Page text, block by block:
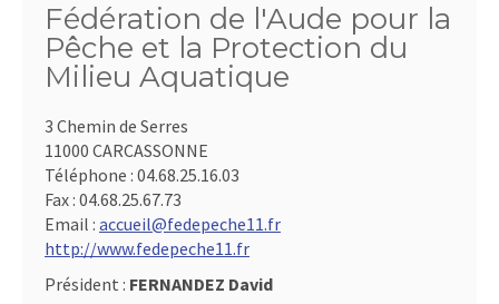
Fédération de l'Aude pour la
Pêche et la Protection du
Milieu Aquatique
3 Chemin de Serres
11000 CARCASSONNE
Téléphone : 04.68.25.16.03
Fax : 04.68.25.67.73
Email : accueil@fedepeche11.fr
http://www.fedepeche11.fr
Président : FERNANDEZ David